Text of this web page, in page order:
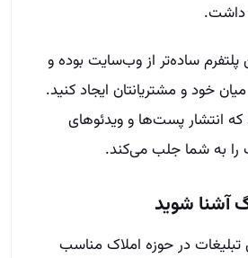
داشت.
پلتفرم ساده‌تر از وب‌سایت بوده و
خود و مشتریانتان ایجاد کنید.
که انتشار پست‌ها و ویدئوهای
به شما جلب می‌کند.
آشنا شوید
در حوزه املاک مناسب